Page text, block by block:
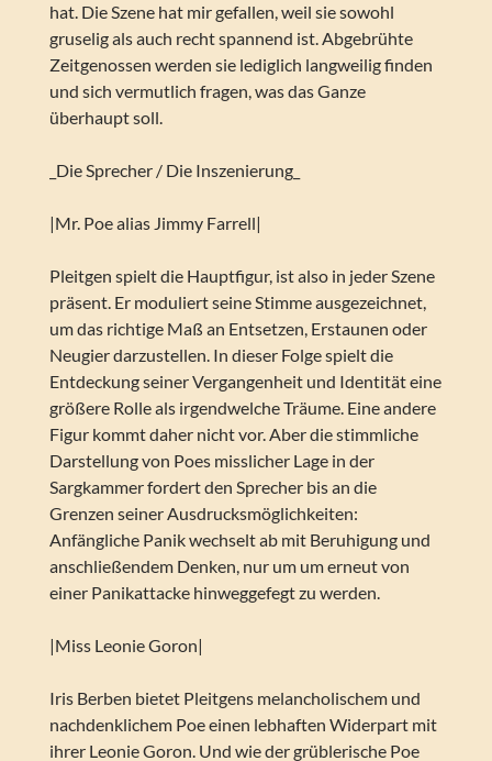
hat. Die Szene hat mir gefallen, weil sie sowohl
gruselig als auch recht spannend ist. Abgebrühte
Zeitgenossen werden sie lediglich langweilig finden
und sich vermutlich fragen, was das Ganze
überhaupt soll.
_Die Sprecher / Die Inszenierung_
|Mr. Poe alias Jimmy Farrell|
Pleitgen spielt die Hauptfigur, ist also in jeder Szene
präsent. Er moduliert seine Stimme ausgezeichnet,
um das richtige Maß an Entsetzen, Erstaunen oder
Neugier darzustellen. In dieser Folge spielt die
Entdeckung seiner Vergangenheit und Identität eine
größere Rolle als irgendwelche Träume. Eine andere
Figur kommt daher nicht vor. Aber die stimmliche
Darstellung von Poes misslicher Lage in der
Sargkammer fordert den Sprecher bis an die
Grenzen seiner Ausdrucksmöglichkeiten:
Anfängliche Panik wechselt ab mit Beruhigung und
anschließendem Denken, nur um um erneut von
einer Panikattacke hinweggefegt zu werden.
|Miss Leonie Goron|
Iris Berben bietet Pleitgens melancholischem und
nachdenklichem Poe einen lebhaften Widerpart mit
ihrer Leonie Goron. Und wie der grüblerische Poe